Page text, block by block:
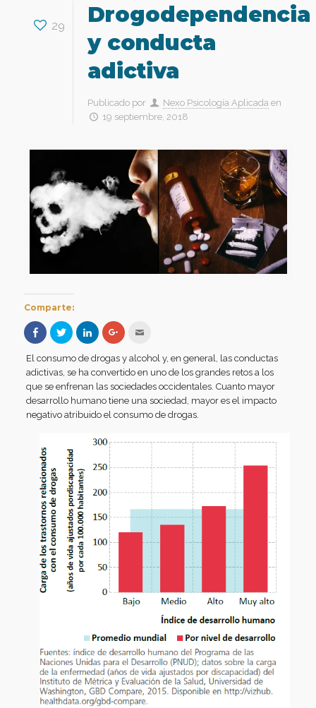
29
Drogodependencia
y conducta
adictiva
Publicado por Nexo Psicología Aplicada en
19 septiembre, 2018
Comparte:
Haz
clic
para
compartir
en
Facebook
abre
en
una
ventana
nueva)
Haz
clic
para
compartir
en
Twitter
(Se
abre
en
una
ventana
Haz
clic
para
compartir
en
LinkedIn
(Se
abre
en
una
ventana
Haz
clic
compartir
en
Google+
(Se
abre
en
una
ventana
enviar
por
correo
electrónico
a
un
amigo
(Se
una
ventana
nueva)
El consumo de drogas y alcohol y, en general, las conductas
adictivas, se ha convertido en uno de los grandes retos a los
que se enfrenan las sociedades occidentales. Cuanto mayor
desarrollo humano tiene una sociedad, mayor es el impacto
negativo atribuido el consumo de drogas.